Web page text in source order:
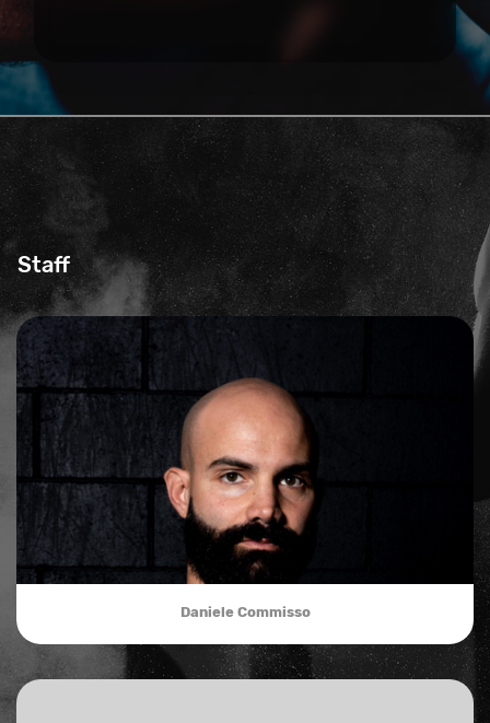
Staff
Daniele Commisso